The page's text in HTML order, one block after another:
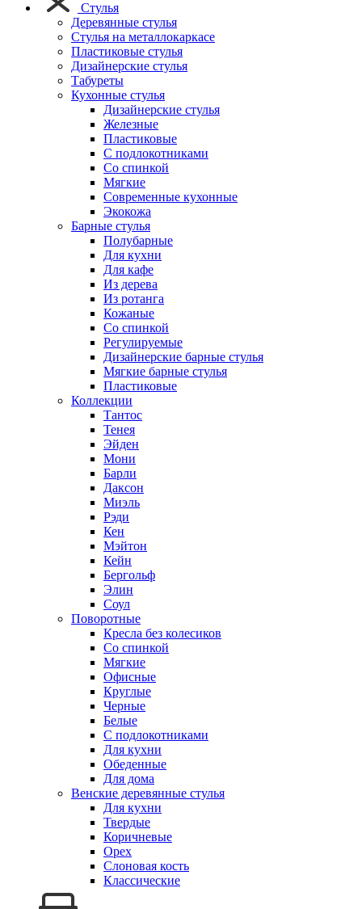
Стулья
Деревянные стулья
Стулья на металлокаркасе
Пластиковые стулья
Дизайнерские стулья
Табуреты
Кухонные стулья
Дизайнерские стулья
Железные
Пластиковые
С подлокотниками
Со спинкой
Мягкие
Современные кухонные
Экокожа
Барные стулья
Полубарные
Для кухни
Для кафе
Из дерева
Из ротанга
Кожаные
Со спинкой
Регулируемые
Дизайнерские барные стулья
Мягкие барные стулья
Пластиковые
Коллекции
Тантос
Тенея
Эйден
Мони
Барли
Даксон
Миэль
Рэди
Кен
Мэйтон
Кейн
Бергольф
Элин
Соул
Поворотные
Кресла без колесиков
Со спинкой
Мягкие
Офисные
Круглые
Черные
Белые
С подлокотниками
Для кухни
Обеденные
Для дома
Венские деревянные стулья
Для кухни
Твердые
Коричневые
Орех
Слоновая кость
Классические